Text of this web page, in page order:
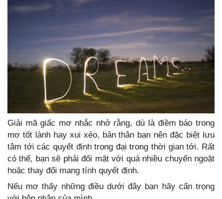
Giải mã giấc mơ nhắc nhở rằng, dù là điềm báo trong
mơ tốt lành hay xui xẻo, bản thân bạn nên đặc biệt lưu
tâm tới các quyết định trọng đại trong thời gian tới. Rất
có thể, bạn sẽ phải đối mặt với quá nhiều chuyển ngoặt
hoặc thay đổi mang tính quyết định.
Nếu mơ thấy những điều dưới đây bạn hãy cẩn trọng